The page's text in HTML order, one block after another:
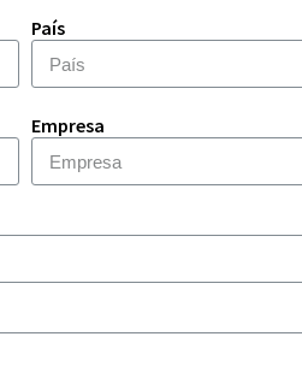
País
Empresa